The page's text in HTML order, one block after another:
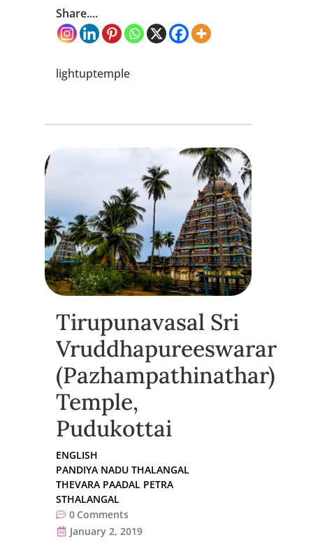
Share....
lightuptemple
Tirupunavasal Sri
Vruddhapureeswarar
(Pazhampathinathar)
Temple,
Pudukottai
ENGLISH
PANDIYA NADU THALANGAL
THEVARA PAADAL PETRA
STHALANGAL
0 Comments
January 2, 2019